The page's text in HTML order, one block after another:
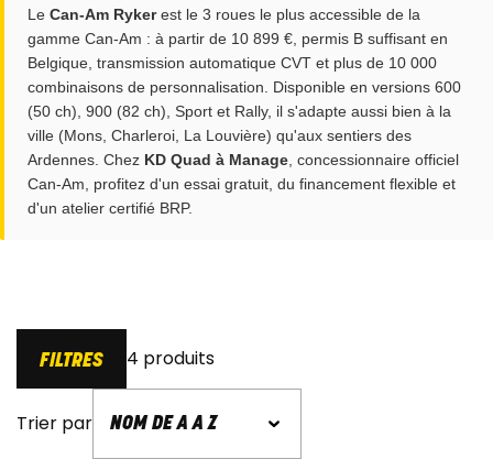
Le Can-Am Rykerest le 3 roues le plus accessible de la
gamme Can-Am : à partir de 10 899 €, permis B suffisant en
Belgique, transmission automatique CVT et plus de 10 000
combinaisons de personnalisation. Disponible en versions 600
(50 ch), 900 (82 ch), Sport et Rally, il s'adapte aussi bien à la
ville (Mons, Charleroi, La Louvière) qu'aux sentiers des
Ardennes. Chez KD Quad à Manage , concessionnaire officiel
Can-Am, profitez d'un essai gratuit , du financement flexible et
d'un atelier certifié BRP.
FILTRES 4 produits
Trier par